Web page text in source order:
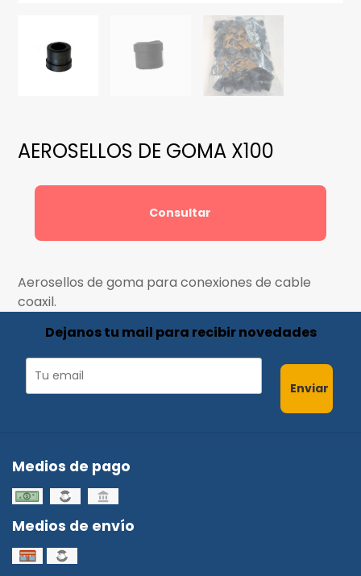
AEROSELLOS DE GOMA X100
Consultar
Aerosellos de goma para conexiones de cable
coaxil.
Dejanos tu mail para recibir novedades
Enviar
Medios de pago
Medios de envío